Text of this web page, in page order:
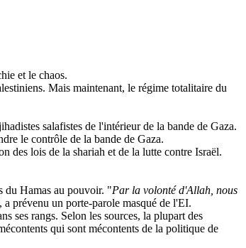
et le chaos.
Mais maintenant, le régime totalitaire du
salafistes de l'intérieur de la bande de Gaza.
le contrôle de la bande de Gaza.
des lois de la shariah et de la lutte contre Israël.
du Hamas au pouvoir. "Par la volonté d'Allah, nous
a prévenu un porte-parole masqué de l'EI.
ses rangs. Selon les sources, la plupart des
qui sont mécontents de la politique de